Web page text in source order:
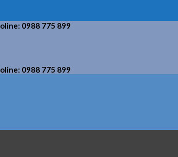
0988 775 899
0988 775 899